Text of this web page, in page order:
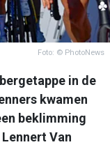
Foto: © PhotoNews
in de
kwamen
beklimming
Van